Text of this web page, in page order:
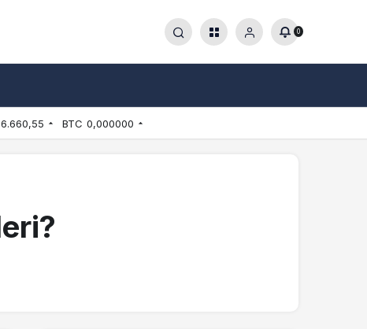
0
6.660,55 BTC 0,000000